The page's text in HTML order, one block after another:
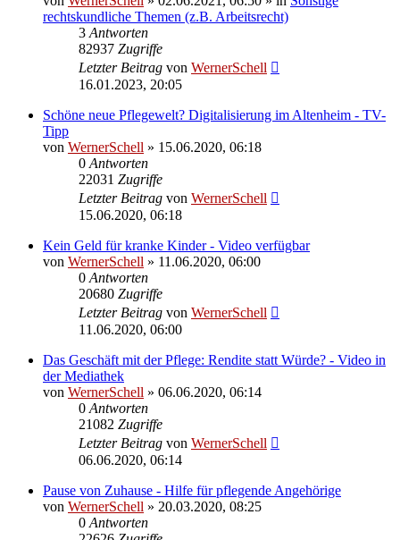
rechtskundliche Themen (z.B. Arbeitsrecht)
3 Antworten
82937 Zugriffe
Letzter Beitrag von WernerSchell
16.01.2023, 20:05
Schöne neue Pflegewelt? Digitalisierung im Altenheim - TV-
Tipp
von WernerSchell » 15.06.2020, 06:18
0 Antworten
22031 Zugriffe
Letzter Beitrag von WernerSchell
15.06.2020, 06:18
Kein Geld für kranke Kinder - Video verfügbar
von WernerSchell » 11.06.2020, 06:00
0 Antworten
20680 Zugriffe
Letzter Beitrag von WernerSchell
11.06.2020, 06:00
Das Geschäft mit der Pflege: Rendite statt Würde? - Video in
der Mediathek
von WernerSchell » 06.06.2020, 06:14
0 Antworten
21082 Zugriffe
Letzter Beitrag von WernerSchell
06.06.2020, 06:14
Pause von Zuhause - Hilfe für pflegende Angehörige
von WernerSchell » 20.03.2020, 08:25
0 Antworten